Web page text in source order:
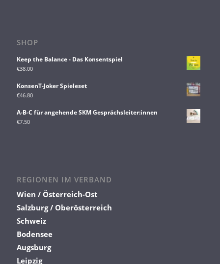
SHOP
Keep the Balance - Das Konsentspiel
€38.00
KonsenT-Joker Spieleset
€46.80
A-B-C für angehende SKM Gesprächsleiter:innen
€7.50
REGIONEN IM VERBAND
Wien / Österreich-Ost
Salzburg / Oberösterreich
Schweiz
Bodensee
Augsburg
Leipzig